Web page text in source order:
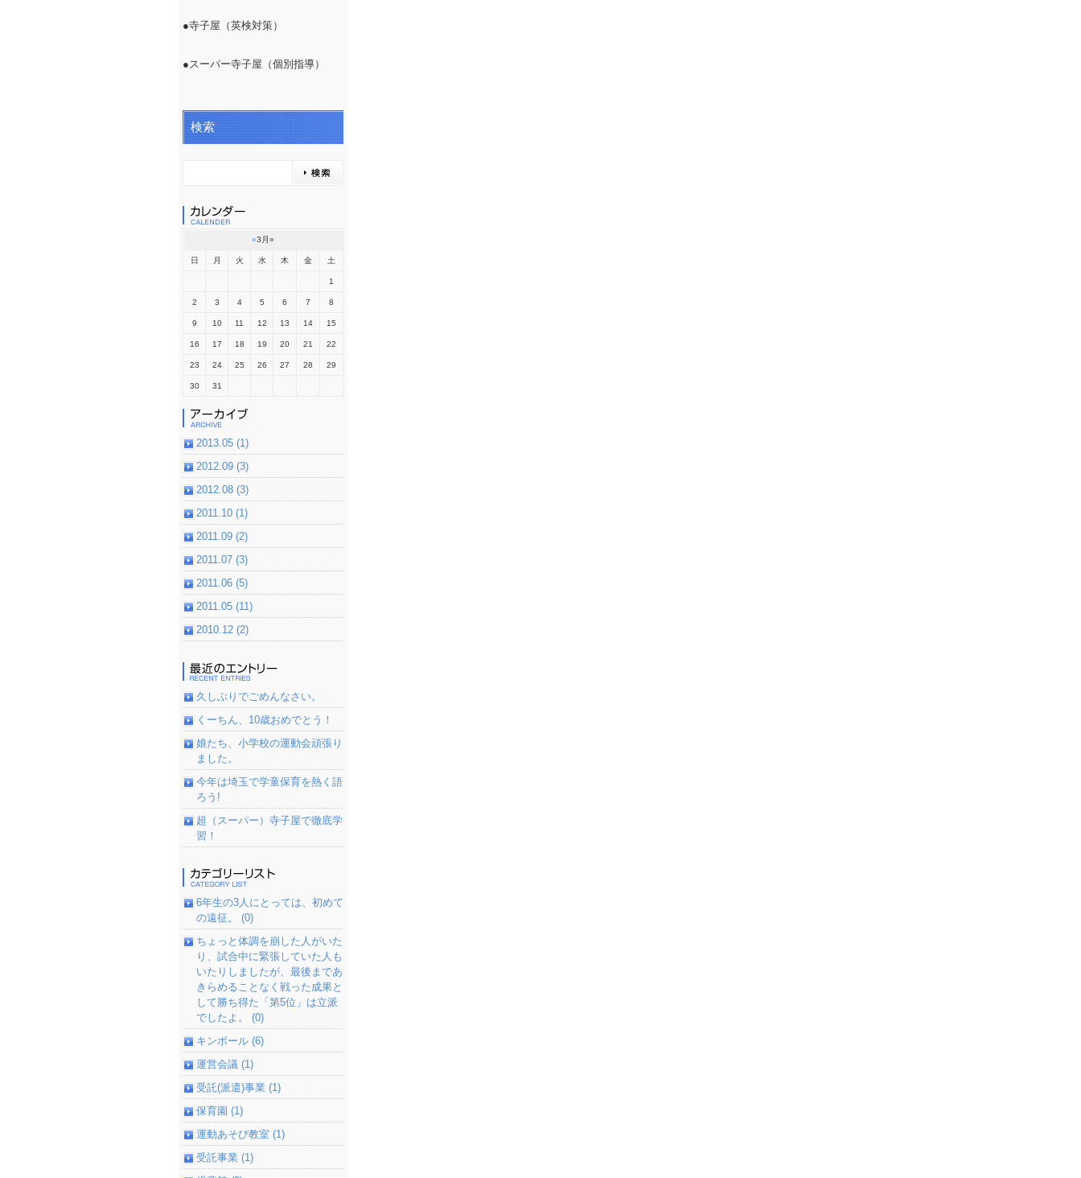
●寺子屋（英検対策）
●スーパー寺子屋（個別指導）
検索
«3月»
日 月 火 水 木 金 土
1
2 3 4 5 6 7 8
9 10 11 12 13 14 15
16 17 18 19 20 21 22
23 24 25 26 27 28 29
30 31
2013.05 (1)
2012.09 (3)
2012.08 (3)
2011.10 (1)
2011.09 (2)
2011.07 (3)
2011.06 (5)
2011.05 (11)
2010.12 (2)
久しぶりでごめんなさい。
くーちん、10歳おめでとう！
娘たち、小学校の運動会頑張り
ました。
今年は埼玉で学童保育を熱く語
ろう!
超（スーパー）寺子屋で徹底学
習！
6年生の3人にとっては、初めて
の遠征。 (0)
ちょっと体調を崩した人がいた
り、試合中に緊張していた人も
いたりしましたが、最後まであ
きらめることなく戦った成果と
して勝ち得た「第5位」は立派
でしたよ。 (0)
キンボール (6)
運営会議 (1)
受託(派遣)事業 (1)
保育園 (1)
運動あそび教室 (1)
受託事業 (1)